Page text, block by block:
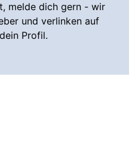
melde dich gern - wir
und verlinken auf
Profil.